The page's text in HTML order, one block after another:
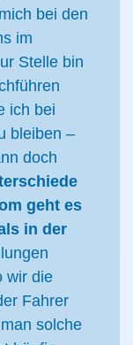
bei den
im
Stelle bin
ich bei
bleiben –
doch
geht es
in der
wir die
Fahrer
solche